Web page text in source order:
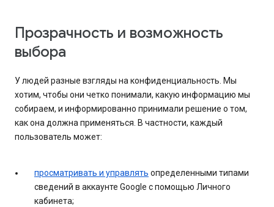
Прозрачность и возможность
выбора
У людей разные взгляды на конфиденциальность. Мы
хотим, чтобы они четко понимали, какую информацию мы
собираем, и информированно принимали решение о том,
как она должна применяться. В частности, каждый
пользователь может:
просматривать и управлять определенными типами
сведений в аккаунте Google с помощью Личного
кабинета;